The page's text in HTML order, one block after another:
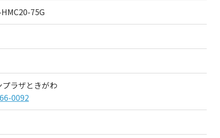
75G
ラザときがわ
0092